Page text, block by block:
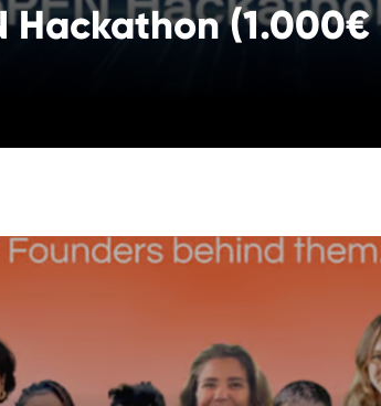
Hackathon (1.000€